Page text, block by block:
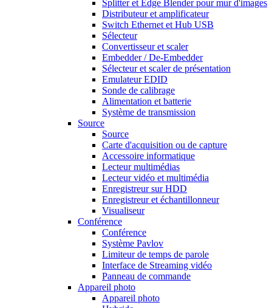
Splitter et Edge Blender pour mur d'images
Distributeur et amplificateur
Switch Ethernet et Hub USB
Sélecteur
Convertisseur et scaler
Embedder / De-Embedder
Sélecteur et scaler de présentation
Emulateur EDID
Sonde de calibrage
Alimentation et batterie
Système de transmission
Source
Source
Carte d'acquisition ou de capture
Accessoire informatique
Lecteur multimédias
Lecteur vidéo et multimédia
Enregistreur sur HDD
Enregistreur et échantillonneur
Visualiseur
Conférence
Conférence
Système Pavlov
Limiteur de temps de parole
Interface de Streaming vidéo
Panneau de commande
Appareil photo
Appareil photo